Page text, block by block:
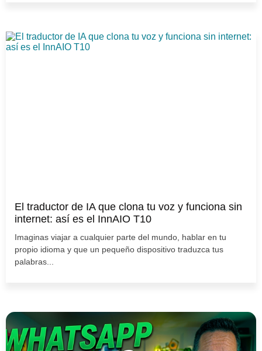
El traductor de IA que clona tu voz y funciona sin
internet: así es el InnAIO T10
Imaginas viajar a cualquier parte del mundo, hablar en tu
propio idioma y que un pequeño dispositivo traduzca tus
palabras...